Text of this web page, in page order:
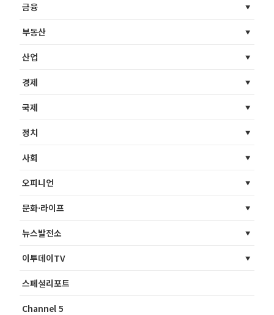
금융
부동산
산업
경제
국제
정치
사회
오피니언
문화·라이프
뉴스발전소
이투데이TV
스페셜리포트
Channel 5